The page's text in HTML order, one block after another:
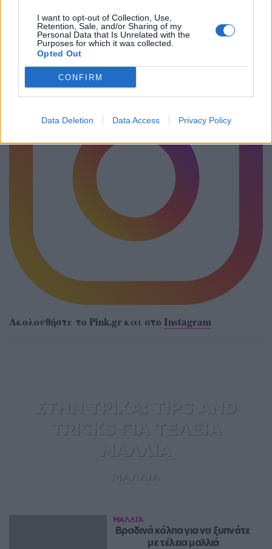
I want to opt-out of Collection, Use,
Retention, Sale, and/or Sharing of my
Personal Data that Is Unrelated with the
Purposes for which it was collected.
Opted Out
CONFIRM
Data Deletion Data Access Privacy Policy
πρώτοιτα πιο hot νέα.
Ακολουθήστε το Pink.gr και στο Instagram
ΣΤΗΝ ΤΡΙΧΑ: TIPS AND
TRICKS ΓΙΑ ΤΕΛΕΙΑ
ΜΑΛΛΙΑ
ΜΑΛΛΙΑ
ΜΑΛΛΙΆ
Βραδινά κόλπα για να ξυπνάτε
με τέλεια μαλλιά